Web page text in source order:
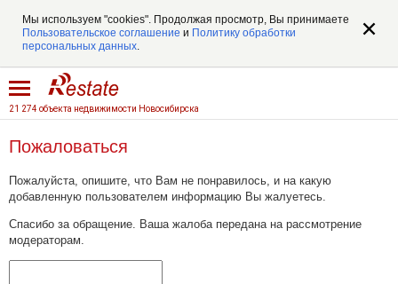
Мы используем "cookies". Продолжая просмотр, Вы принимаете
Пользовательское соглашение и Политику обработки
персональных данных.
21 274 объекта недвижимости Новосибирска
Пожаловаться
Пожалуйста, опишите, что Вам не понравилось, и на какую
добавленную пользователем информацию Вы жалуетесь.
Спасибо за обращение. Ваша жалоба передана на рассмотрение
модераторам.